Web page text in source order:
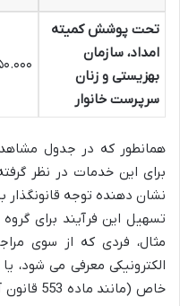
تحت پوشش کمیته
امداد، سازمان
بهزیستی و زنان
سرپرست خانوار
همانطور که در جدول
برای این خدمات در نظر
نشان دهنده توجه
تسهیل این فرآیند برای
مثال، فردی که از سوی
الکترونیکی معرفی می شود،